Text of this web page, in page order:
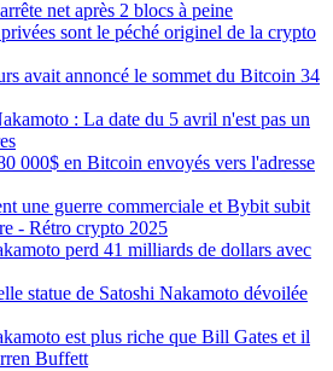
net après 2 blocs à peine
sont le péché originel de la crypto
avait annoncé le sommet du Bitcoin 34
: La date du 5 avril n'est pas un
000$ en Bitcoin envoyés vers l'adresse
une guerre commerciale et Bybit subit
- Rétro crypto 2025
perd 41 milliards de dollars avec
statue de Satoshi Nakamoto dévoilée
est plus riche que Bill Gates et il
Buffett